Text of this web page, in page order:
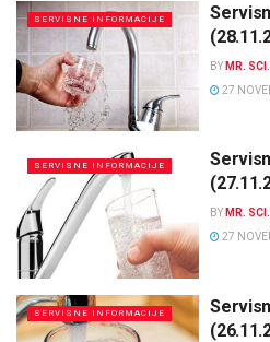
SERVISNE INFORMACIJE
BY MR.
27
SERVISNE INFORMACIJE
BY MR.
27
SERVISNE INFORMACIJE